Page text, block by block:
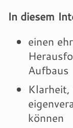
In diesem
einen
Aufbaus
können